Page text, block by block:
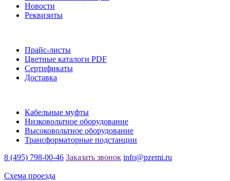
Новости
Реквизиты
Прайс-листы
Цветные каталоги PDF
Сертификаты
Доставка
Кабельные муфты
Низковольтное оборудование
Высоковольтное оборудование
Трансформаторные подстанции
8 (495) 798-00-46 Заказать звонок info@pzemi.ru
Схема проезда